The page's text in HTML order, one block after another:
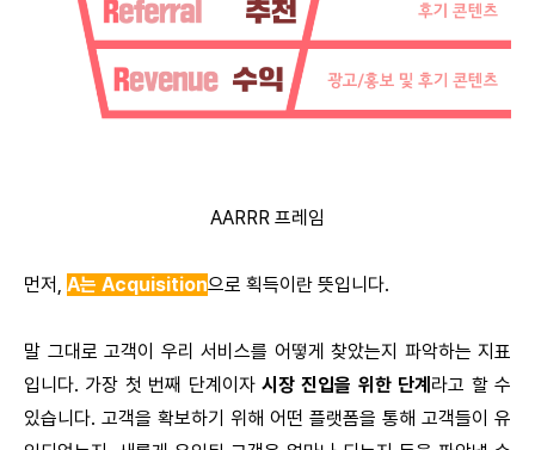
AARRR 프레임
먼저, A는 Acquisition으로 획득이란 뜻입니다.
말 그대로 고객이 우리 서비스를 어떻게 찾았는지 파악하는 지표
입니다. 가장 첫 번째 단계이자 시장 진입을 위한 단계 라고 할 수
있습니다. 고객을 확보하기 위해 어떤 플랫폼을 통해 고객들이 유